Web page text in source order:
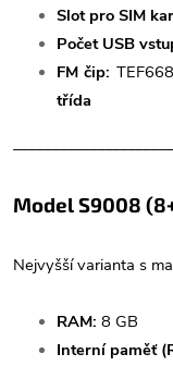
Slot pro SIM
Počet USB
FM čip:
třída
Model S9008
Nejvyšší varianta s
RAM: 8 GB
Interní paměť